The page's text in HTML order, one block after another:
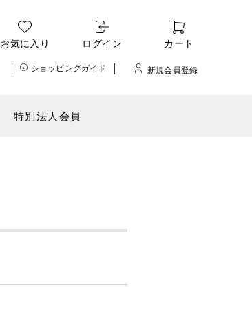
お気に入り ログイン カート
ショッピングガイド 新規会員登録
特別法人会員